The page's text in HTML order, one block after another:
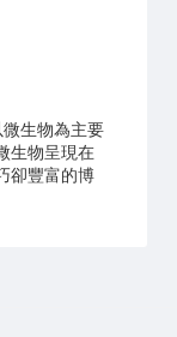
生物為主要
生物呈現在
卻豐富的博